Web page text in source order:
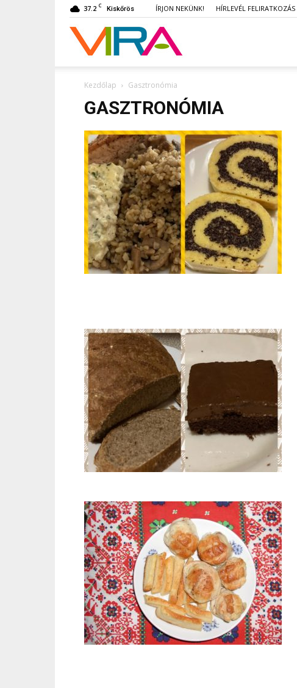
37.2 C Kiskőrös ÍRJON NEKÜNK! HÍRLEVÉL FELIRATKOZÁS
VIRA
Kezdőlap Gasztronómia
GASZTRONÓMIA